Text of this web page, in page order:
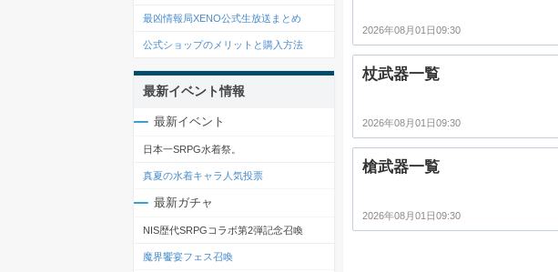
2026年08月01日09:30
杖武器一覧
2026年08月01日09:30
槍武器一覧
2026年08月01日09:30
最凶情報局XENO公式生放送まとめ
公式ショップのメリットと購入方法
最新イベント情報
最新イベント
日本一SRPG水着祭。
真夏の水着キャラ人気投票
最新ガチャ
NIS歴代SRPGコラボ第2弾記念召喚
魔界饗宴フェス召喚